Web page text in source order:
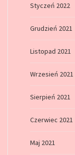
Styczeń 2022
Grudzień 2021
Listopad 2021
Wrzesień 2021
Sierpień 2021
Czerwiec 2021
Maj 2021